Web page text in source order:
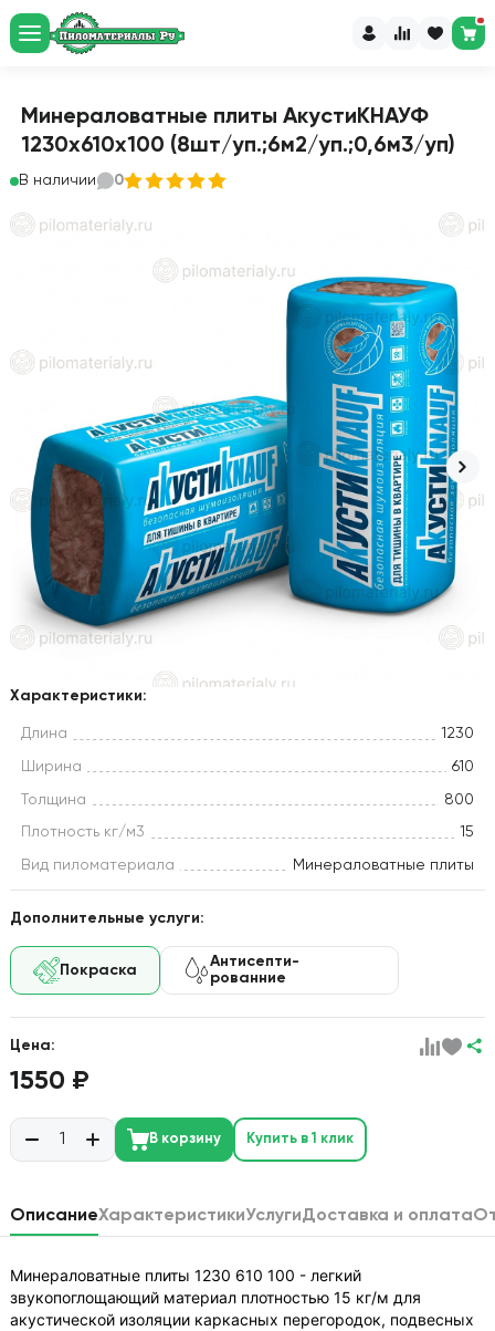
Минераловатные плиты АкустиКНАУФ
1230x610x100 (8шт/уп.;6м2/уп.;0,6м3/уп)
В наличии 0
Характеристики:
Длина 1230
Ширина 610
Толщина 800
Плотность кг/м3 15
Вид пиломатериала Минераловатные плиты
Дополнительные услуги:
Покраска
Антисепти-
рованние
Цена:
1550 ₽
В корзину Купить в 1 клик
ОписаниеХарактеристикиУслугиДоставка и оплата
Минераловатные плиты 1230 610 100 - легкий
звукопоглощающий материал плотностью 15 кг/м для
акустической изоляции каркасных перегородок, подвесных